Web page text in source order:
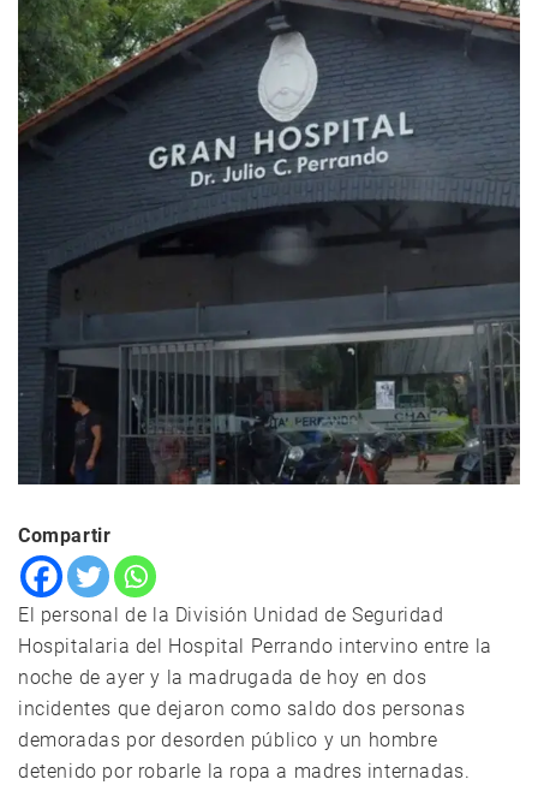
Compartir
El personal de la División Unidad de Seguridad
Hospitalaria del Hospital Perrando intervino entre la
noche de ayer y la madrugada de hoy en dos
incidentes que dejaron como saldo dos personas
demoradas por desorden público y un hombre
detenido por robarle la ropa a madres internadas.